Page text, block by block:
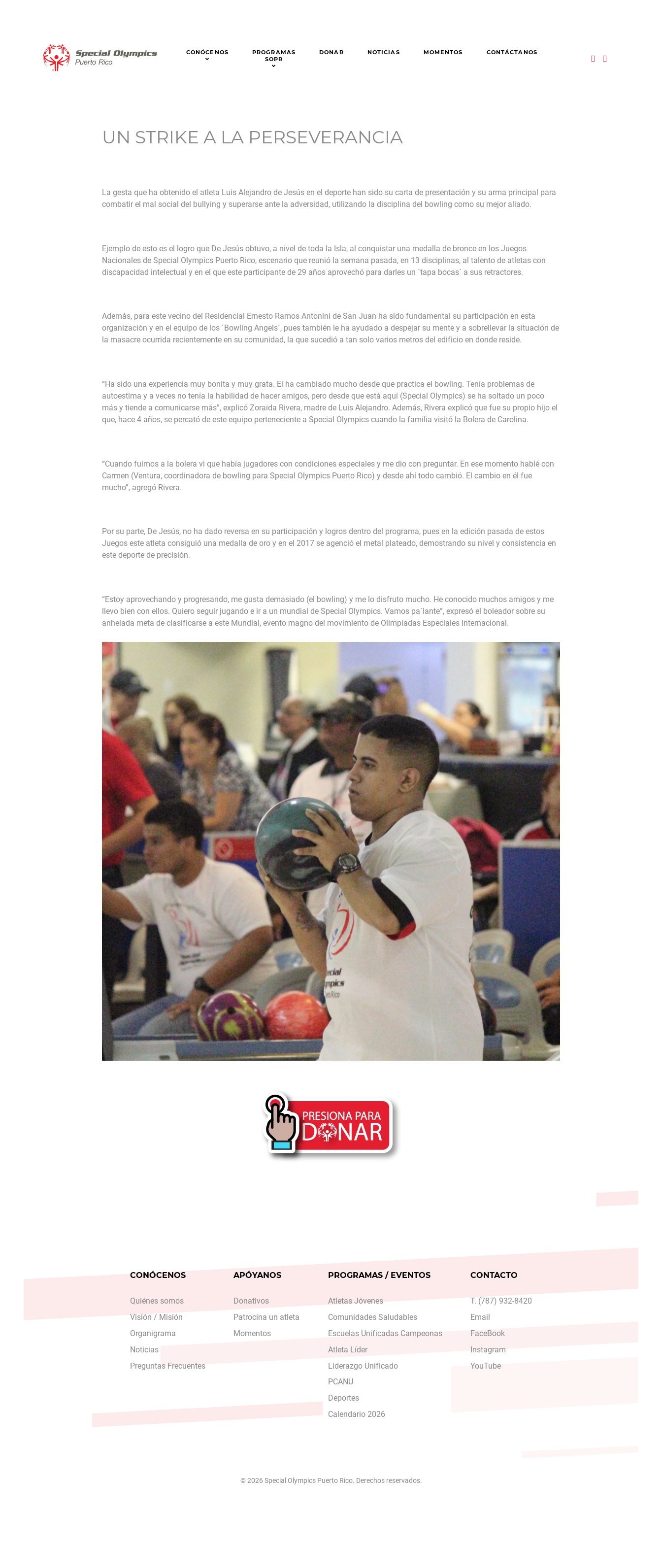
CONÓCENOS
PROGRAMAS
SOPR
DONAR NOTICIAS MOMENTOS CONTÁCTANOS
UN STRIKE A LA PERSEVERANCIA
La gesta que ha obtenido el atleta Luis Alejandro de Jesús en el deporte han sido su carta de presentación y su arma principal para
combatir el mal social del bullying y superarse ante la adversidad, utilizando la disciplina del bowling como su mejor aliado.
Ejemplo de esto es el logro que De Jesús obtuvo, a nivel de toda la Isla, al conquistar una medalla de bronce en los Juegos
Nacionales de Special Olympics Puerto Rico, escenario que reunió la semana pasada, en 13 disciplinas, al talento de atletas con
discapacidad intelectual y en el que este participante de 29 años aprovechó para darles un ´tapa bocas´ a sus retractores.
Además, para este vecino del Residencial Ernesto Ramos Antonini de San Juan ha sido fundamental su participación en esta
organización y en el equipo de los ´Bowling Angels´, pues también le ha ayudado a despejar su mente y a sobrellevar la situación de
la masacre ocurrida recientemente en su comunidad, la que sucedió a tan solo varios metros del edificio en donde reside.
“Ha sido una experiencia muy bonita y muy grata. El ha cambiado mucho desde que practica el bowling. Tenía problemas de
autoestima y a veces no tenía la habilidad de hacer amigos, pero desde que está aquí (Special Olympics) se ha soltado un poco
más y tiende a comunicarse más”, explicó Zoraida Rivera, madre de Luis Alejandro. Además, Rivera explicó que fue su propio hijo el
que, hace 4 años, se percató de este equipo perteneciente a Special Olympics cuando la familia visitó la Bolera de Carolina.
“Cuando fuimos a la bolera vi que había jugadores con condiciones especiales y me dio con preguntar. En ese momento hablé con
Carmen (Ventura, coordinadora de bowling para Special Olympics Puerto Rico) y desde ahí todo cambió. El cambio en él fue
mucho”, agregó Rivera.
Por su parte, De Jesús, no ha dado reversa en su participación y logros dentro del programa, pues en la edición pasada de estos
Juegos este atleta consiguió una medalla de oro y en el 2017 se agenció el metal plateado, demostrando su nivel y consistencia en
este deporte de precisión.
“Estoy aprovechando y progresando, me gusta demasiado (el bowling) y me lo disfruto mucho. He conocido muchos amigos y me
llevo bien con ellos. Quiero seguir jugando e ir a un mundial de Special Olympics. Vamos pa´lante”, expresó el boleador sobre su
anhelada meta de clasificarse a este Mundial, evento magno del movimiento de Olimpiadas Especiales Internacional.
CONÓCENOS
Quiénes somos
Visión / Misión
Organigrama
Noticias
Preguntas Frecuentes
APÓYANOS
Donativos
Patrocina un atleta
Momentos
PROGRAMAS / EVENTOS
Atletas Jóvenes
Comunidades Saludables
Escuelas Unificadas Campeonas
Atleta Líder
Liderazgo Unificado
PCANU
Deportes
Calendario 2026
CONTACTO
T. (787) 932-8420
Email
FaceBook
Instagram
YouTube
© 2026 Special Olympics Puerto Rico. Derechos reservados.